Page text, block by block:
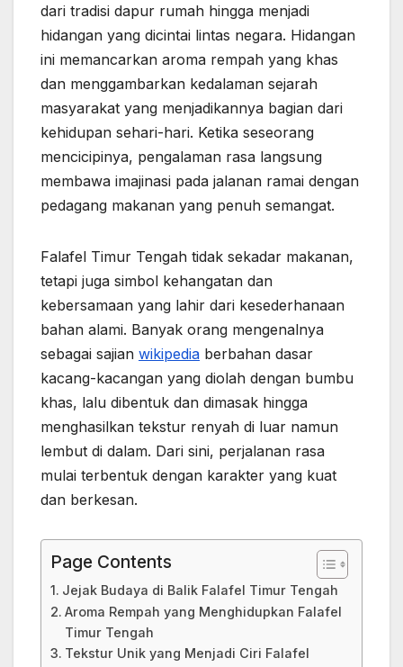
dari tradisi dapur rumah hingga menjadi
hidangan yang dicintai lintas negara. Hidangan
ini memancarkan aroma rempah yang khas
dan menggambarkan kedalaman sejarah
masyarakat yang menjadikannya bagian dari
kehidupan sehari-hari. Ketika seseorang
mencicipinya, pengalaman rasa langsung
membawa imajinasi pada jalanan ramai dengan
pedagang makanan yang penuh semangat.
Falafel Timur Tengah tidak sekadar makanan,
tetapi juga simbol kehangatan dan
kebersamaan yang lahir dari kesederhanaan
bahan alami. Banyak orang mengenalnya
sebagai sajian wikipedia berbahan dasar
kacang-kacangan yang diolah dengan bumbu
khas, lalu dibentuk dan dimasak hingga
menghasilkan tekstur renyah di luar namun
lembut di dalam. Dari sini, perjalanan rasa
mulai terbentuk dengan karakter yang kuat
dan berkesan.
Page Contents
Jejak Budaya di Balik Falafel Timur Tengah
Aroma Rempah yang Menghidupkan Falafel
Timur Tengah
Tekstur Unik yang Menjadi Ciri Falafel